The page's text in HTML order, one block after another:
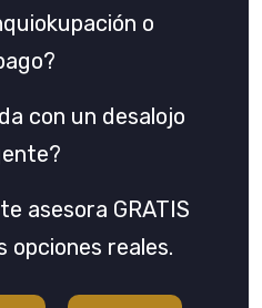
o
con un desalojo
asesora GRATIS
opciones reales.